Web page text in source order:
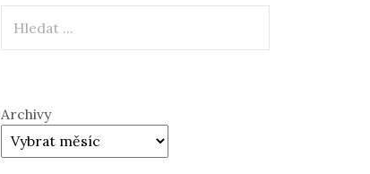
Archivy